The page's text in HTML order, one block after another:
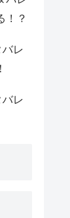
！？
レ
レ